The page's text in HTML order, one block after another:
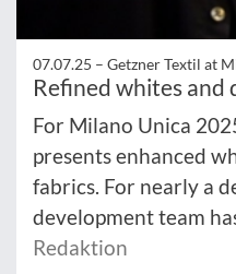
07.07.25 – Getzner Textil at
Refined whites and
For Milano Unica
presents enhanced
fabrics. For nearly a
development team
Redaktion